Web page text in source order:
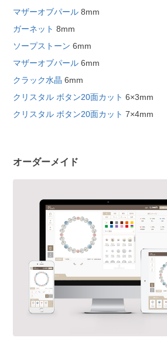
マザーオブパール 8mm
ガーネット 8mm
ソープストーン 6mm
マザーオブパール 6mm
クラック水晶 6mm
クリスタル ボタン20面カット 6×3mm
クリスタル ボタン20面カット 7×4mm
オーダーメイド